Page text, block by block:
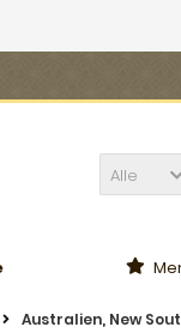
Alle
Australien, New